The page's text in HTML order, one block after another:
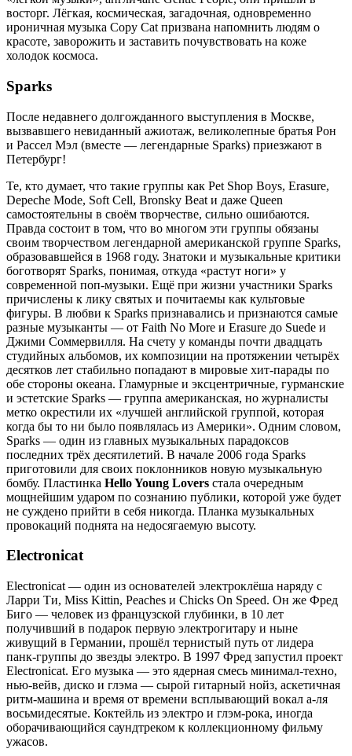
восторг. Лёгкая, космическая, загадочная, одновременно
ироничная музыка Copy Cat призвана напомнить людям о
красоте, заворожить и заставить почувствовать на коже
холодок космоса.
Sparks
После недавнего долгожданного выступления в Москве,
вызвавшего невиданный ажиотаж, великолепные братья Рон
и Рассел Мэл (вместе — легендарные Sparks) приезжают в
Петербург!
Те, кто думает, что такие группы как Pet Shop Boys, Erasure,
Depeche Mode, Soft Cell, Bronsky Beat и даже Queen
самостоятельны в своём творчестве, сильно ошибаются.
Правда состоит в том, что во многом эти группы обязаны
своим творчеством легендарной американской группе Sparks,
образовавшейся в 1968 году. Знатоки и музыкальные критики
боготворят Sparks, понимая, откуда «растут ноги» у
современной поп-музыки. Ещё при жизни участники Sparks
причислены к лику святых и почитаемы как культовые
фигуры. В любви к Sparks признавались и признаются самые
разные музыканты — от Faith No More и Erasure до Suede и
Джими Соммервилля. На счету у команды почти двадцать
студийных альбомов, их композиции на протяжении четырёх
десятков лет стабильно попадают в мировые хит-парады по
обе стороны океана. Гламурные и эксцентричные, гурманские
и эстетские Sparks — группа американская, но журналисты
метко окрестили их «лучшей английской группой, которая
когда бы то ни было появлялась из Америки». Одним словом,
Sparks — один из главных музыкальных парадоксов
последних трёх десятилетий. В начале 2006 года Sparks
приготовили для своих поклонников новую музыкальную
бомбу. Пластинка Hello Young Lovers стала очередным
мощнейшим ударом по сознанию публики, которой уже будет
не суждено прийти в себя никогда. Планка музыкальных
провокаций поднята на недосягаемую высоту.
Electronicat
Electronicat — один из основателей электроклёша наряду с
Ларри Ти, Miss Kittin, Peaches и Chicks On Speed. Он же Фред
Биго — человек из французской глубинки, в 10 лет
получивший в подарок первую электрогитару и ныне
живущий в Германии, прошёл тернистый путь от лидера
панк-группы до звезды электро. В 1997 Фред запустил проект
Electronicat. Его музыка — это ядерная смесь минимал-техно,
нью-вейв, диско и глэма — сырой гитарный нойз, аскетичная
ритм-машина и время от времени всплывающий вокал а-ля
восьмидесятые. Коктейль из электро и глэм-рока, иногда
оборачивающийся саундтреком к коллекционному фильму
ужасов.